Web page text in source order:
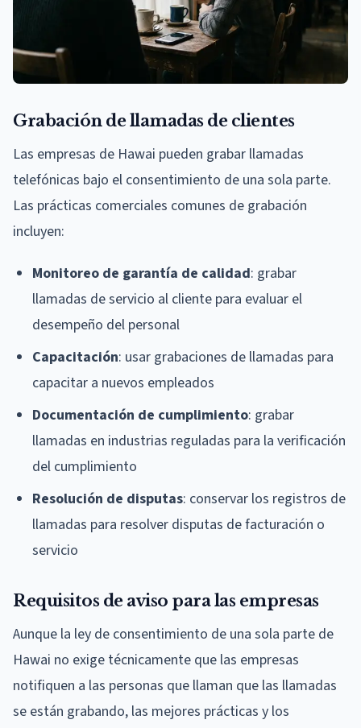
Grabación de llamadas de clientes
Las empresas de Hawai pueden grabar llamadas
telefónicas bajo el consentimiento de una sola parte.
Las prácticas comerciales comunes de grabación
incluyen:
Monitoreo de garantía de calidad: grabar
llamadas de servicio al cliente para evaluar el
desempeño del personal
Capacitación: usar grabaciones de llamadas para
capacitar a nuevos empleados
Documentación de cumplimiento: grabar
llamadas en industrias reguladas para la verificación
del cumplimiento
Resolución de disputas: conservar los registros de
llamadas para resolver disputas de facturación o
servicio
Requisitos de aviso para las empresas
Aunque la ley de consentimiento de una sola parte de
Hawai no exige técnicamente que las empresas
notifiquen a las personas que llaman que las llamadas
se están grabando, las mejores prácticas y los